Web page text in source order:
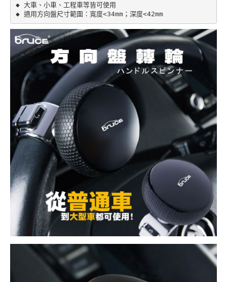
◆ 大車、小車、工程車等皆可使用
◆ 適用方向盤尺寸範圍：寬度<34mm；深度<42mm